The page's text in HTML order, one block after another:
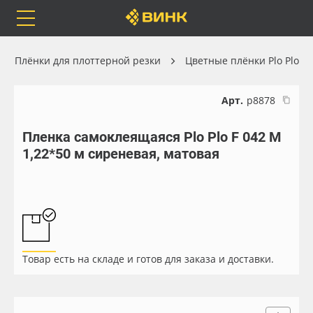
Каталог
Бренды
Доставка
Весь каталог
Самоклеящиеся плёнки
Листовые материалы
Плёнки для плоттерной резки Цветные плёнки Plo Plo
Арт. р8878
Пленка самоклеящаяся Plo Plo F 042 M
1,22*50 м сиреневая, матовая
Товар есть на складе и готов для заказа и доставки.